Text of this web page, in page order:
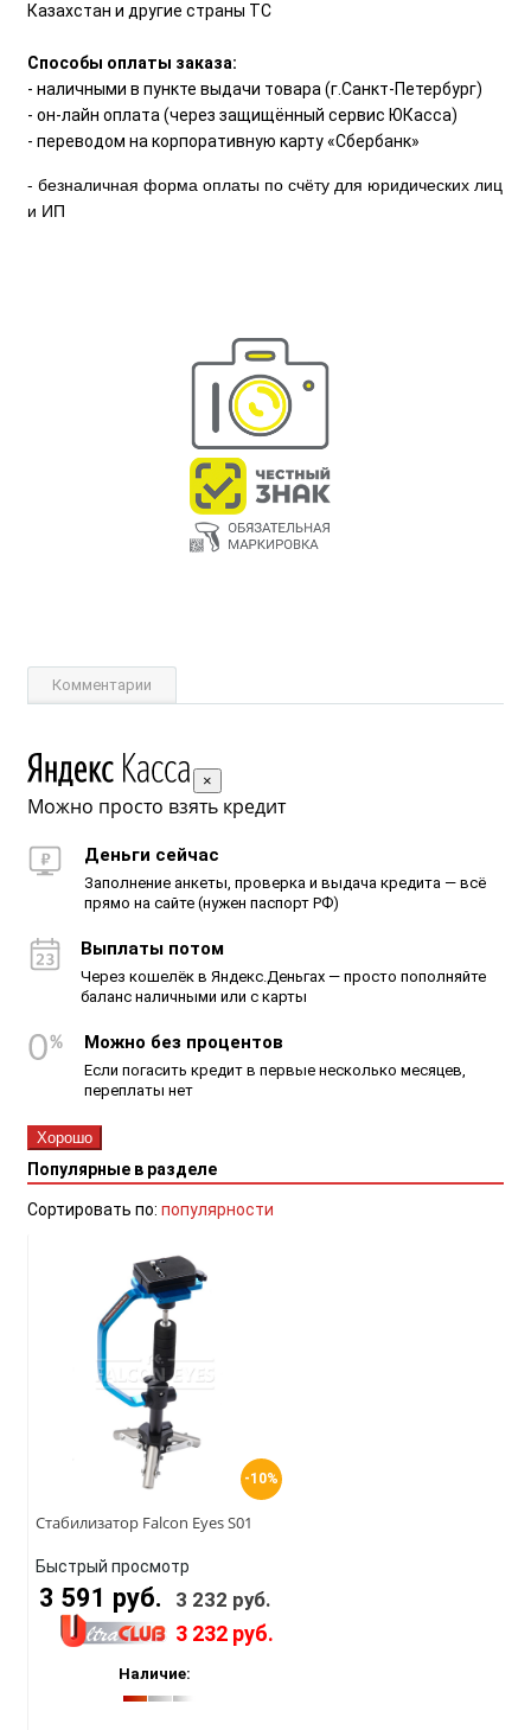
Казахстан и другие страны ТС
Способы оплаты заказа:
- наличными в пункте выдачи товара (г.Санкт-Петербург)
- он-лайн оплата (через защищённый сервис ЮКасса)
- переводом на корпоративную карту «Сбербанк»
- безналичная форма оплаты по счёту для юридических лиц
и ИП
Комментарии
×
Можно просто взять кредит
Деньги сейчас
Заполнение анкеты, проверка и выдача кредита — всё
прямо на сайте (нужен паспорт РФ)
Выплаты потом
Через кошелёк в Яндекс.Деньгах — просто пополняйте
баланс наличными или с карты
Можно без процентов
Если погасить кредит в первые несколько месяцев,
переплаты нет
Хорошо
Популярные в разделе
Сортировать по: популярности
-10%
Стабилизатор Falcon Eyes S01
Быстрый просмотр
3 591 руб. 3 232 руб.
3 232 руб.
Наличие: